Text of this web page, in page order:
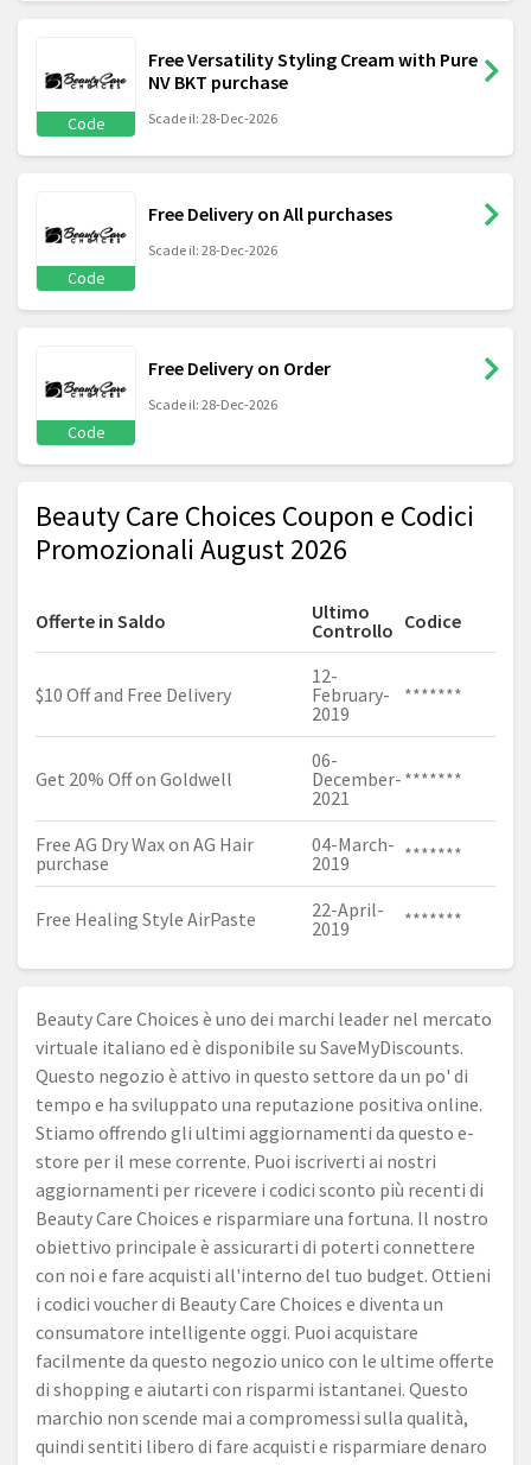
Code
Free Versatility Styling Cream with Pure
NV BKT purchase
Scade il: 28-Dec-2026
Code
Free Delivery on All purchases
Scade il: 28-Dec-2026
Code
Free Delivery on Order
Scade il: 28-Dec-2026
Beauty Care Choices Coupon e Codici
Promozionali August 2026
Offerte in Saldo
Ultimo
Controllo Codice
$10 Off and Free Delivery
12-
February-
2019
*******
Get 20% Off on Goldwell
06-
December-
2021
*******
Free AG Dry Wax on AG Hair
purchase
04-March-
2019
*******
Free Healing Style AirPaste
22-April-
2019
*******
Beauty Care Choices è uno dei marchi leader nel mercato
virtuale italiano ed è disponibile su SaveMyDiscounts.
Questo negozio è attivo in questo settore da un po' di
tempo e ha sviluppato una reputazione positiva online.
Stiamo offrendo gli ultimi aggiornamenti da questo e-
store per il mese corrente. Puoi iscriverti ai nostri
aggiornamenti per ricevere i codici sconto più recenti di
Beauty Care Choices e risparmiare una fortuna. Il nostro
obiettivo principale è assicurarti di poterti connettere
con noi e fare acquisti all'interno del tuo budget. Ottieni
i codici voucher di Beauty Care Choices e diventa un
consumatore intelligente oggi. Puoi acquistare
facilmente da questo negozio unico con le ultime offerte
di shopping e aiutarti con risparmi istantanei. Questo
marchio non scende mai a compromessi sulla qualità,
quindi sentiti libero di fare acquisti e risparmiare denaro